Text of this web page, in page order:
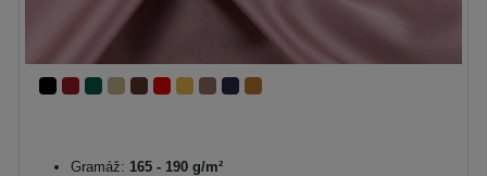
Gramáž: 165 - 190 g/m²